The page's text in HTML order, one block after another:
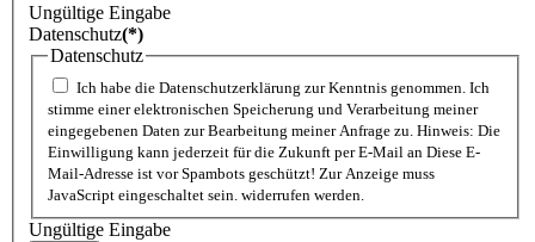
Ungültige Eingabe
Datenschutz(*)
Datenschutz
Ich habe die Datenschutzerklärung zur Kenntnis genommen. Ich
stimme einer elektronischen Speicherung und Verarbeitung meiner
eingegebenen Daten zur Bearbeitung meiner Anfrage zu. Hinweis: Die
Einwilligung kann jederzeit für die Zukunft per E-Mail an Diese E-
Mail-Adresse ist vor Spambots geschützt! Zur Anzeige muss
JavaScript eingeschaltet sein. widerrufen werden.
Ungültige Eingabe